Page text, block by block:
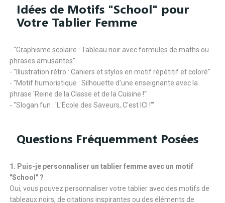
Idées de Motifs "School" pour
Votre Tablier Femme
- "Graphisme scolaire : Tableau noir avec formules de maths ou
phrases amusantes"
- "Illustration rétro : Cahiers et stylos en motif répétitif et coloré"
- "Motif humoristique : Silhouette d'une enseignante avec la
phrase 'Reine de la Classe et de la Cuisine !'"
- "Slogan fun : 'L'École des Saveurs, C'est ICI !'"
Questions Fréquemment Posées
1. Puis-je personnaliser un tablier femme avec un motif
"School" ?
Oui, vous pouvez personnaliser votre tablier avec des motifs de
tableaux noirs, de citations inspirantes ou des éléments de